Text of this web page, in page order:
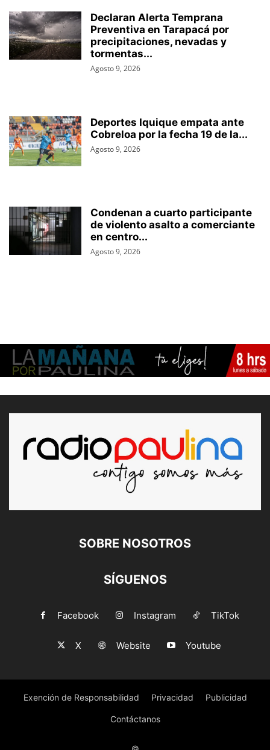
Declaran Alerta Temprana
Preventiva en Tarapacá por
precipitaciones, nevadas y
tormentas...
Agosto 9, 2026
Deportes Iquique empata ante
Cobreloa por la fecha 19 de la...
Agosto 9, 2026
Condenan a cuarto participante
de violento asalto a comerciante
en centro...
Agosto 9, 2026
SOBRE NOSOTROS
SÍGUENOS
Facebook Instagram TikTok
X Website Youtube
Exención de Responsabilidad Privacidad Publicidad
Contáctanos